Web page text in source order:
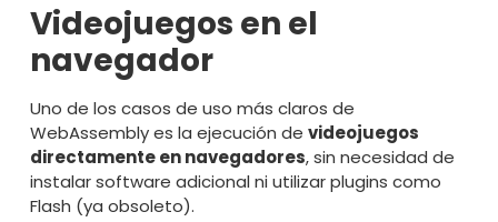
Videojuegos en el
navegador
Uno de los casos de uso más claros de
WebAssembly es la ejecución de videojuegos
directamente en navegadores, sin necesidad de
instalar software adicional ni utilizar plugins como
Flash (ya obsoleto).